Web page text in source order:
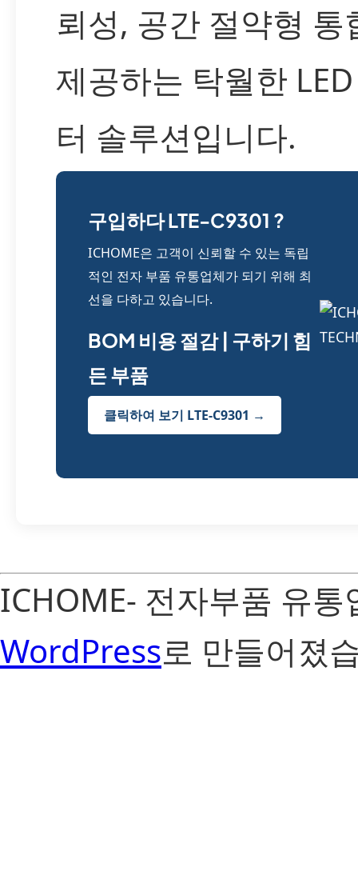
뢰성, 공간 절약형 통
제공하는 탁월한
터 솔루션입니다.
구입하다 LTE-C9301 ?
ICHOME은 고객이 신뢰할 수 있는 독립
적인 전자 부품 유통업체가 되기 위해 최
선을 다하고 있습니다.
BOM 비용 절감 | 구하기 힘
든 부품
클릭하여 보기 LTE-C9301 →
ICHOME- 전자부품 유
WordPress로 만들어졌